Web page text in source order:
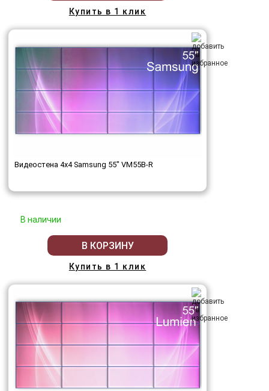
Купить в 1 клик
Видеостена 4x4 Samsung 55" VM55B-R
В наличии
В КОРЗИНУ
Купить в 1 клик